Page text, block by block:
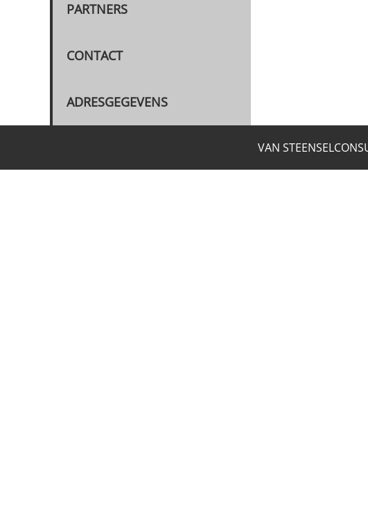
PARTNERS
CONTACT
ADRESGEGEVENS
VAN STEENSELCONSULTANTS BV